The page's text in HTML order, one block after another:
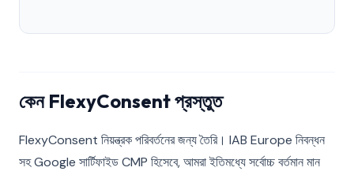
কেন FlexyConsent প্রস্তুত
FlexyConsent নিয়ন্ত্রক পরিবর্তনের জন্য তৈরি। IAB Europe নিবন্ধন
সহ Google সার্টিফাইড CMP হিসেবে, আমরা ইতিমধ্যে সর্বোচ্চ বর্তমান মান